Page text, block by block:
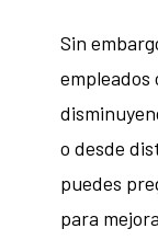
Sin
empleados
o desde
puedes
para